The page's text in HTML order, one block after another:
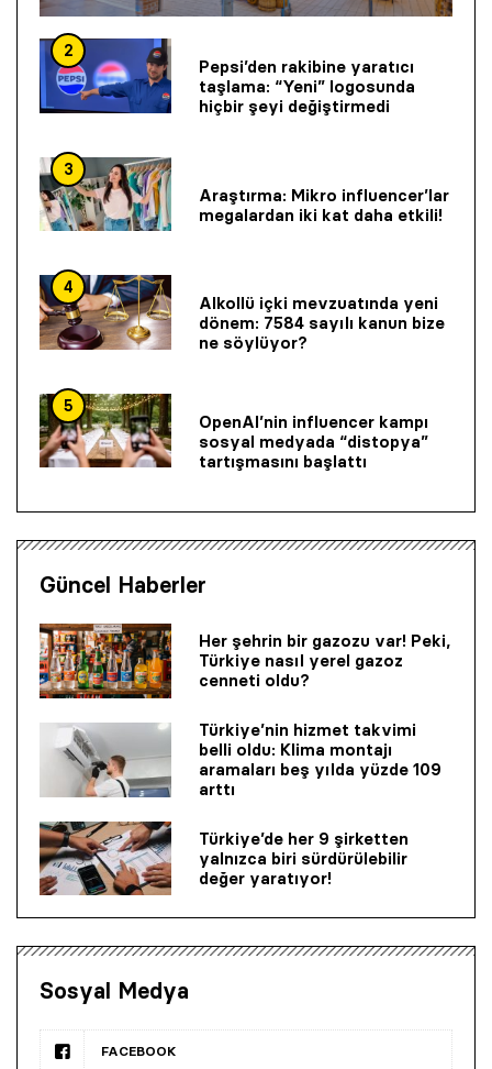
2
Pepsi’den rakibine yaratıcı
taşlama: “Yeni” logosunda
hiçbir şeyi değiştirmedi
3
Araştırma: Mikro influencer’lar
megalardan iki kat daha etkili!
4
Alkollü içki mevzuatında yeni
dönem: 7584 sayılı kanun bize
ne söylüyor?
5
OpenAI’nin influencer kampı
sosyal medyada “distopya”
tartışmasını başlattı
Güncel Haberler
Her şehrin bir gazozu var! Peki,
Türkiye nasıl yerel gazoz
cenneti oldu?
Türkiye’nin hizmet takvimi
belli oldu: Klima montajı
aramaları beş yılda yüzde 109
arttı
Türkiye’de her 9 şirketten
yalnızca biri sürdürülebilir
değer yaratıyor!
Sosyal Medya
FACEBOOK